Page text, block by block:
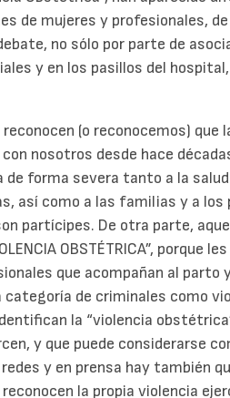
de mujeres y profesionales,
no sólo por parte de
y en los pasillos del
(o reconocemos) que
nosotros desde hace
de forma severa tanto a la
así como a las familias y a los
partícipes. De otra parte,
OBSTÉTRICA”, porque
que acompañan al parto
categoría de criminales como
la “violencia
y que puede considerarse
y en prensa hay también
la propia violencia